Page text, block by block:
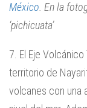
México . En la
‘pichicuata’
7. El Eje
territorio de
volcanes con una